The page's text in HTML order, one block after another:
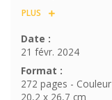
PLUS
Date :
21 févr. 2024
Format :
272 pages - Couleur
20,2 x 26,7 cm